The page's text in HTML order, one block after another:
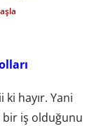
hayır. Yani
iş olduğunu